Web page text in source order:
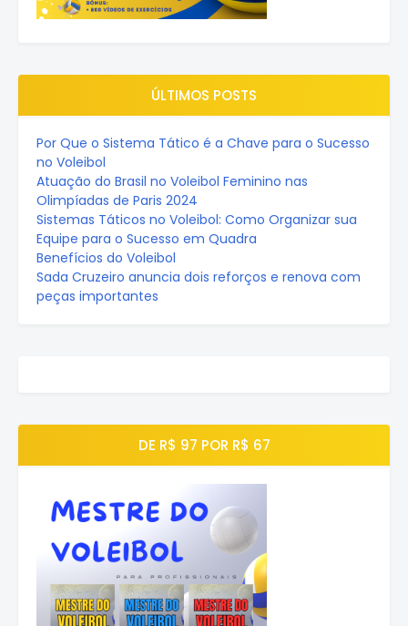
ÚLTIMOS POSTS
Por Que o Sistema Tático é a Chave para o Sucesso
no Voleibol
Atuação do Brasil no Voleibol Feminino nas
Olimpíadas de Paris 2024
Sistemas Táticos no Voleibol: Como Organizar sua
Equipe para o Sucesso em Quadra
Benefícios do Voleibol
Sada Cruzeiro anuncia dois reforços e renova com
peças importantes
DE R$ 97 POR R$ 67